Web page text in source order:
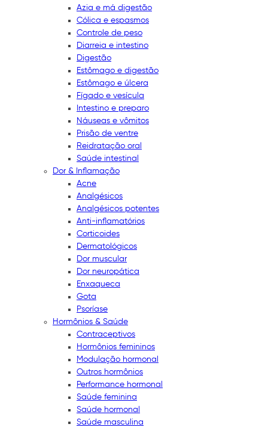
Azia e má digestão
Cólica e espasmos
Controle de peso
Diarreia e intestino
Digestão
Estômago e digestão
Estômago e úlcera
Fígado e vesícula
Intestino e preparo
Náuseas e vômitos
Prisão de ventre
Reidratação oral
Saúde intestinal
Dor & Inflamação
Acne
Analgésicos
Analgésicos potentes
Anti-inflamatórios
Corticoides
Dermatológicos
Dor muscular
Dor neuropática
Enxaqueca
Gota
Psoríase
Hormônios & Saúde
Contraceptivos
Hormônios femininos
Modulação hormonal
Outros hormônios
Performance hormonal
Saúde feminina
Saúde hormonal
Saúde masculina